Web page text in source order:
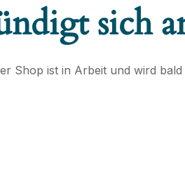
sich
Shop ist in Arbeit und wird